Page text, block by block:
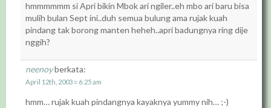
hmmmmmm si Apri bikin Mbok ari ngiler..eh mbo ari baru bisa
mulih bulan Sept ini..duh semua bulung ama rujak kuah
pindang tak borong manten heheh..apri badungnya ring dije
nggih?
neenoyberkata:
April 12th, 2003 ≈ 6:25 am
hmm… rujak kuah pindangnya kayaknya yummy nih… ;-)